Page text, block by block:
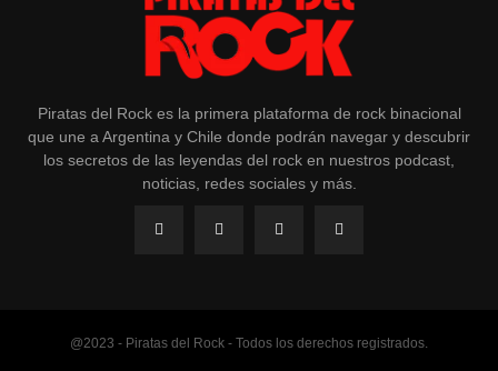
Piratas del Rock es la primera plataforma de rock binacional
que une a Argentina y Chile donde podrán navegar y descubrir
los secretos de las leyendas del rock en nuestros podcast,
noticias, redes sociales y más.
@2023 - Piratas del Rock - Todos los derechos registrados.